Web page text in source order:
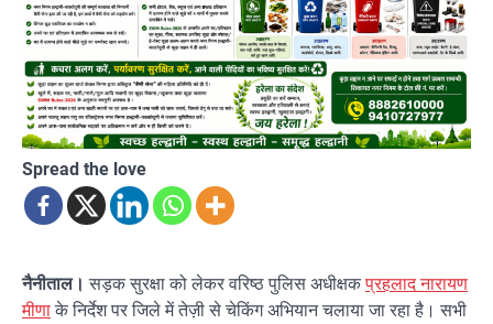
Spread the love
नैनीताल।सड़क सुरक्षा को लेकर वरिष्ठ पुलिस अधीक्षकप्रहलाद नारायण
मीणाके निर्देश पर जिले में तेज़ी से चेकिंग अभियान चलाया जा रहा है। सभी